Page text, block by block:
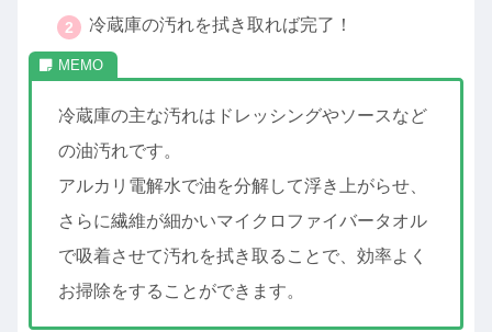
冷蔵庫の汚れを拭き取れば完了！
冷蔵庫の主な汚れはドレッシングやソースなど
の油汚れです。
アルカリ電解水で油を分解して浮き上がらせ、
さらに繊維が細かいマイクロファイバータオル
で吸着させて汚れを拭き取ることで、効率よく
お掃除をすることができます。